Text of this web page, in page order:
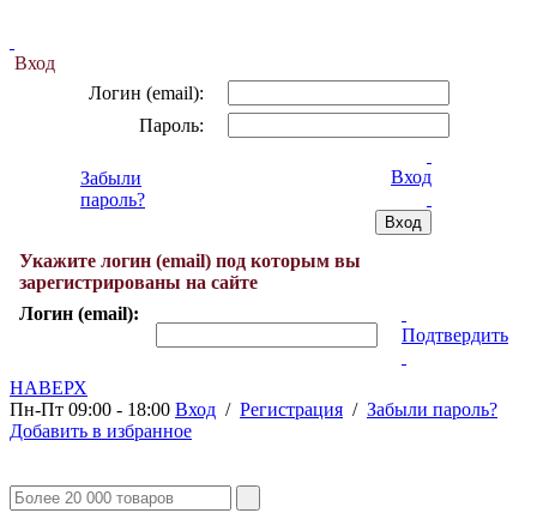
Вход
Логин (email):
Пароль:
Забыли
пароль?
Вход
Укажите логин (email) под которым вы
зарегистрированы на сайте
Логин (email):
Подтвердить
НАВЕРХ
Пн-Пт 09:00 - 18:00 Вход / Регистрация / Забыли пароль?
Добавить в избранное